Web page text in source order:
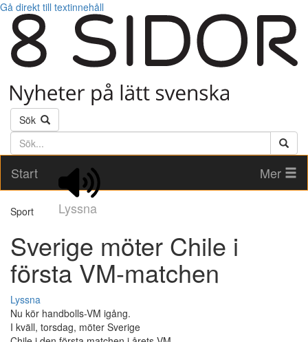
Gå direkt till textinnehåll
Sök
Söktext
Start
Lyssna
Mer
Sport
Sverige möter Chile i
första VM-matchen
Lyssna
Nu kör handbolls-VM igång.
I kväll, torsdag, möter Sverige